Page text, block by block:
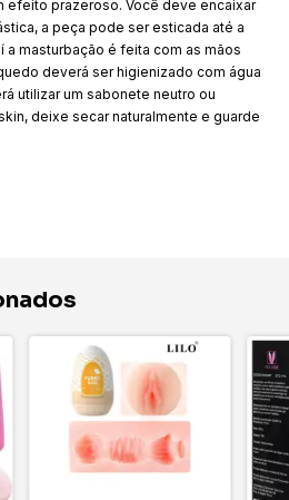
efeito prazeroso. Você deve encaixar
a peça pode ser esticada até a
a masturbação é feita com as mãos
deverá ser higienizado com água
utilizar um sabonete neutro ou
deixe secar naturalmente e guarde